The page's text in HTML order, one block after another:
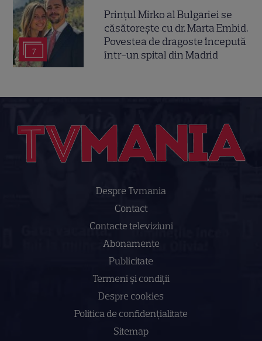
7
Prințul Mirko al Bulgariei se
căsătorește cu dr. Marta Embid.
Povestea de dragoste începută
într-un spital din Madrid
Despre Tvmania
Contact
Contacte televiziuni
Abonamente
Publicitate
Termeni și condiții
Despre cookies
Politica de confidenţialitate
Sitemap